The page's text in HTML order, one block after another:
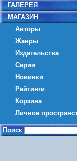
ГАЛЕРЕЯ
МАГАЗИН
Авторы
Жанры
Издательства
Серии
Новинки
Рейтинги
Корзина
Личное
Поиск